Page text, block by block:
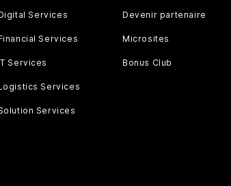
Services
Services
Services
Services
Services
Devenir partenaire
Microsites
Bonus Club